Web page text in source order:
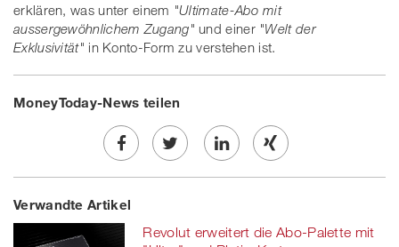
erklären, was unter einem "Ultimate-Abo mit
aussergewöhnlichem Zugang" und einer"Welt der
Exklusivität" in Konto-Form zu verstehen ist.
MoneyToday-News teilen
Share
on
Twe
Share Share
Verwandte Artikel
Revolut erweitert die Abo-Palette mit